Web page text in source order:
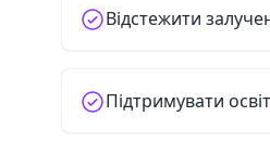
Відстежити
Підтримувати